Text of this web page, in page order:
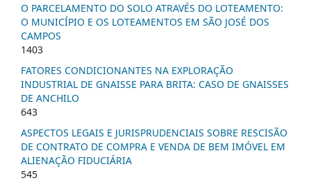
O PARCELAMENTO DO SOLO ATRAVÉS DO LOTEAMENTO:
O MUNICÍPIO E OS LOTEAMENTOS EM SÃO JOSÉ DOS
CAMPOS
1403
FATORES CONDICIONANTES NA EXPLORAÇÃO
INDUSTRIAL DE GNAISSE PARA BRITA: CASO DE GNAISSES
DE ANCHILO
643
ASPECTOS LEGAIS E JURISPRUDENCIAIS SOBRE RESCISÃO
DE CONTRATO DE COMPRA E VENDA DE BEM IMÓVEL EM
ALIENAÇÃO FIDUCIÁRIA
545